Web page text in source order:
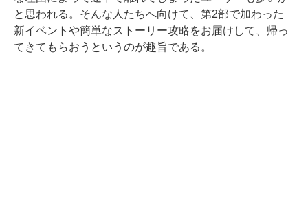
と思われる。そんな人たちへ向けて、第2部で加わった
新イベントや簡単なストーリー攻略をお届けして、帰っ
てきてもらおうというのが趣旨である。